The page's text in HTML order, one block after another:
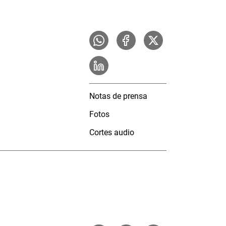
Notas de prensa
Fotos
Cortes audio